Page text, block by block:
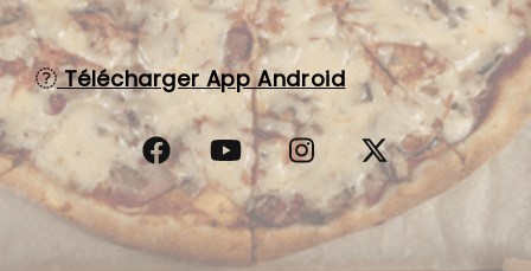
C.G.V
Télécharger App Android